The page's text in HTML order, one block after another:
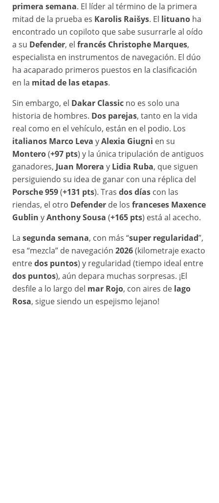
primera semana. El líder al término de la primera
mitad de la prueba es Karolis Raišys. El lituano ha
encontrado un copiloto que sabe susurrarle al oído
a su Defender, el francés Christophe Marques,
especialista en instrumentos de navegación. El dúo
ha acaparado primeros puestos en la clasificación
en la mitad de las etapas.
Sin embargo, el Dakar Classic no es solo una
historia de hombres. Dos parejas, tanto en la vida
real como en el vehículo, están en el podio. Los
italianos Marco Leva yAlexia Giugni en su
Montero(+97 pts) y la única tripulación de antiguos
ganadores, Juan Morera y Lidia Ruba, que siguen
persiguiendo su idea de ganar con una réplica del
Porsche 959(+131 pts). Tras dos días con las
riendas, el otro Defender de los franceses Maxence
Gublin yAnthony Sousa (+165 pts) está al acecho.
La segunda semana, con más “super regularidad”,
esa “mezcla” de navegación 2026(kilometraje exacto
entredos puntos) y regularidad (tiempo ideal entre
dos puntos), aún depara muchas sorpresas. ¡El
desfile a lo largo del mar Rojo, con aires de lago
Rosa, sigue siendo un espejismo lejano!